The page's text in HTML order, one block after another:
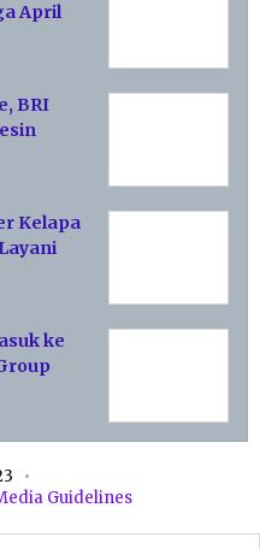
April
BRI
Kelapa
ke
Guidelines